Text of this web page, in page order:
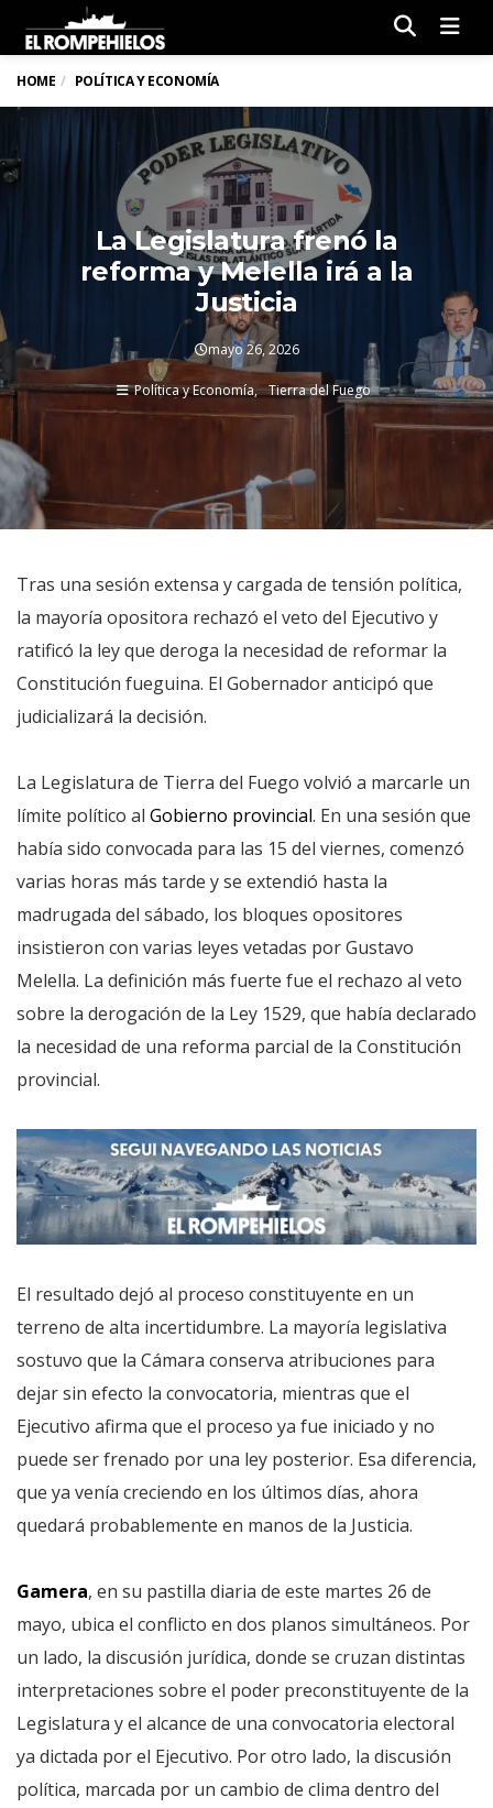
HOME POLÍTICA Y ECONOMÍA
La Legislatura frenó la
reforma y Melella irá a la
Justicia
mayo 26, 2026
Política y Economía Tierra del Fuego
Tras una sesión extensa y cargada de tensión política,
la mayoría opositora rechazó el veto del Ejecutivo y
ratificó la ley que deroga la necesidad de reformar la
Constitución fueguina. El Gobernador anticipó que
judicializará la decisión.
La Legislatura de Tierra del Fuego volvió a marcarle un
límite político al Gobierno provincial. En una sesión que
había sido convocada para las 15 del viernes, comenzó
varias horas más tarde y se extendió hasta la
madrugada del sábado, los bloques opositores
insistieron con varias leyes vetadas por Gustavo
Melella. La definición más fuerte fue el rechazo al veto
sobre la derogación de la Ley 1529, que había declarado
la necesidad de una reforma parcial de la Constitución
provincial.
El resultado dejó al proceso constituyente en un
terreno de alta incertidumbre. La mayoría legislativa
sostuvo que la Cámara conserva atribuciones para
dejar sin efecto la convocatoria, mientras que el
Ejecutivo afirma que el proceso ya fue iniciado y no
puede ser frenado por una ley posterior. Esa diferencia,
que ya venía creciendo en los últimos días, ahora
quedará probablemente en manos de la Justicia.
Gamera, en su pastilla diaria de este martes 26 de
mayo, ubica el conflicto en dos planos simultáneos. Por
un lado, la discusión jurídica, donde se cruzan distintas
interpretaciones sobre el poder preconstituyente de la
Legislatura y el alcance de una convocatoria electoral
ya dictada por el Ejecutivo. Por otro lado, la discusión
política, marcada por un cambio de clima dentro del